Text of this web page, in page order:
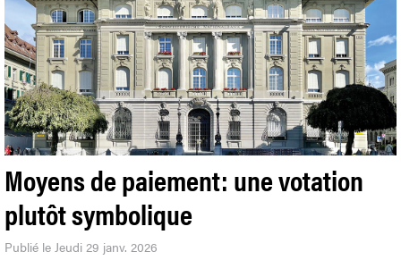
Moyens de paiement: une votation
plutôt symbolique
Publié le Jeudi 29 janv. 2026